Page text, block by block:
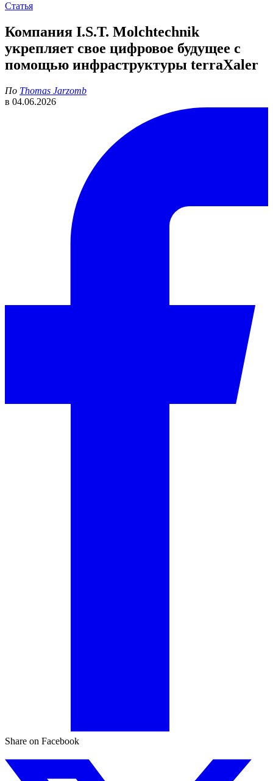
Статья
Компания I.S.T. Molchtechnik
укрепляет свое цифровое будущее с
помощью инфраструктуры terraXaler
По Thomas Jarzomb
в 04.06.2026
Share on Facebook